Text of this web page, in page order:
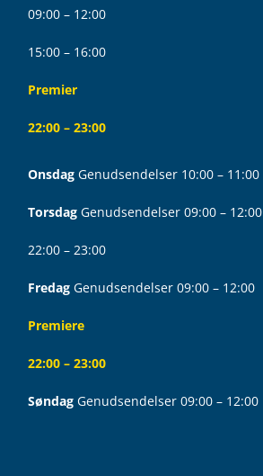
09:00 – 12:00
15:00 – 16:00
Premier
22:00 – 23:00
Onsdag Genudsendelser 10:00 – 11:00
Torsdag Genudsendelser 09:00 – 12:00
22:00 – 23:00
Fredag Genudsendelser 09:00 – 12:00
Premiere
22:00 – 23:00
Søndag Genudsendelser 09:00 – 12:00